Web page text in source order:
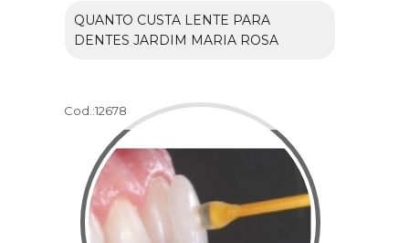
QUANTO CUSTA LENTE PARA
DENTES JARDIM MARIA ROSA
Cod.:12678